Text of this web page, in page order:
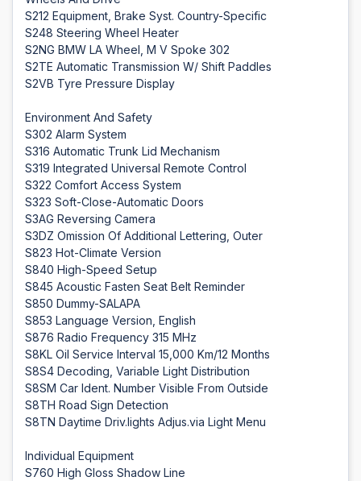
S212 Equipment, Brake Syst. Country-Specific
S248 Steering Wheel Heater
S2NG BMW LA Wheel, M V Spoke 302
S2TE Automatic Transmission W/ Shift Paddles
S2VB Tyre Pressure Display
Environment And Safety
S302 Alarm System
S316 Automatic Trunk Lid Mechanism
S319 Integrated Universal Remote Control
S322 Comfort Access System
S323 Soft-Close-Automatic Doors
S3AG Reversing Camera
S3DZ Omission Of Additional Lettering, Outer
S823 Hot-Climate Version
S840 High-Speed Setup
S845 Acoustic Fasten Seat Belt Reminder
S850 Dummy-SALAPA
S853 Language Version, English
S876 Radio Frequency 315 MHz
S8KL Oil Service Interval 15,000 Km/12 Months
S8S4 Decoding, Variable Light Distribution
S8SM Car Ident. Number Visible From Outside
S8TH Road Sign Detection
S8TN Daytime Driv.lights Adjus.via Light Menu
Individual Equipment
S760 High Gloss Shadow Line